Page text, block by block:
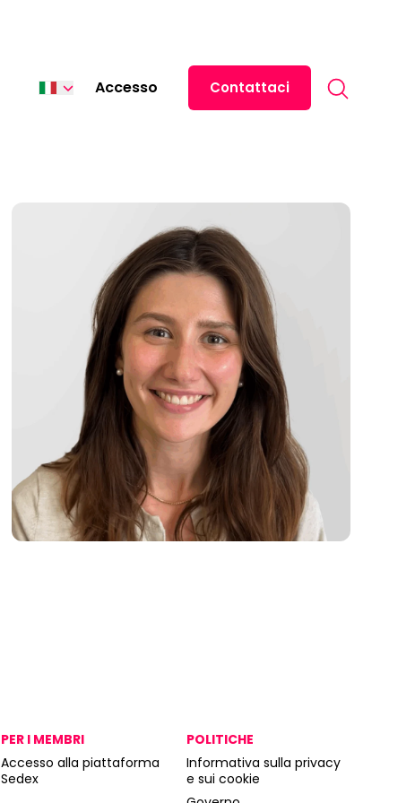
Accesso
ไทย
Tiếng Việt
Deutsch
Français
Contattaci
PER I MEMBRI
Accesso alla piattaforma
Sedex
POLITICHE
Informativa sulla privacy
e sui cookie